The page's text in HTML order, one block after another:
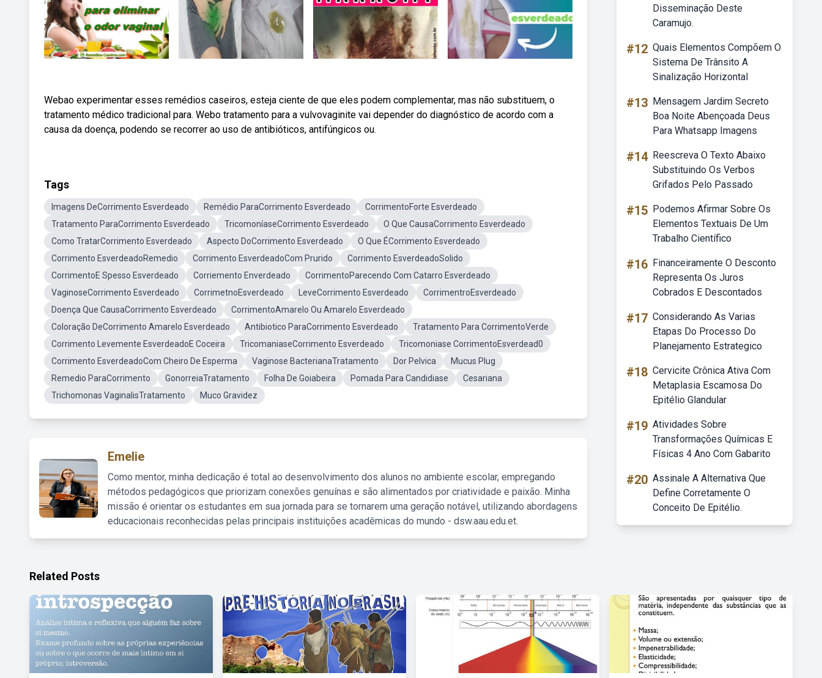
Webao experimentar esses remédios caseiros, esteja ciente de que eles podem complementar, mas não substituem, o
tratamento médico tradicional para. Webo tratamento para a vulvovaginite vai depender do diagnóstico de acordo com a
causa da doença, podendo se recorrer ao uso de antibióticos, antifúngicos ou.
Tags
Imagens DeCorrimento Esverdeado Remédio ParaCorrimento Esverdeado
CorrimentoForte Esverdeado
Tratamento ParaCorrimento Esverdeado
TricomoníaseCorrimento Esverdeado
O Que CausaCorrimento Esverdeado
Como TratarCorrimento Esverdeado
Aspecto DoCorrimento Esverdeado
O Que ÉCorrimento Esverdeado
Corrimento EsverdeadoRemedio
Corrimento EsverdeadoCom Prurido
Corrimento EsverdeadoSolido
CorrimentoE Spesso Esverdeado
Corriemento Enverdeado
CorrimentoParecendo Com Catarro Esverdeado
VaginoseCorrimento Esverdeado
CorrimetnoEsverdeado LeveCorrimento Esverdeado
CorrimentroEsverdeado
Doença Que CausaCorrimento Esverdeado
CorrimentoAmarelo Ou Amarelo Esverdeado
Coloração DeCorrimento Amarelo Esverdeado
Antibiotico ParaCorrimento Esverdeado
Tratamento Para CorrimentoVerde
Corrimento Levemente EsverdeadoE Coceira
TricomaniaseCorrimento Esverdeado
Tricomoniase CorrimentoEsverdead0
Corrimento EsverdeadoCom Cheiro De Esperma
Vaginose BacterianaTratamento Dor Pelvica
Mucus Plug
Remedio ParaCorrimento
GonorreiaTratamento Folha De Goiabeira Pomada Para Candidiase
Cesariana
Trichomonas VaginalisTratamento
Muco Gravidez
Emelie
Como mentor, minha dedicação é total ao desenvolvimento dos alunos no ambiente escolar, empregando
métodos pedagógicos que priorizam conexões genuínas e são alimentados por criatividade e paixão. Minha
missão é orientar os estudantes em sua jornada para se tornarem uma geração notável, utilizando abordagens
educacionais reconhecidas pelas principais instituições acadêmicas do mundo - dsw.aau.edu.et.
Disseminação Deste
Caramujo.
#12 Quais Elementos Compõem O
Sistema De Trânsito A
Sinalização Horizontal
#13 Mensagem Jardim Secreto
Boa Noite Abençoada Deus
Para Whatsapp Imagens
#14 Reescreva O Texto Abaixo
Substituindo Os Verbos
Grifados Pelo Passado
#15 Podemos Afirmar Sobre Os
Elementos Textuais De Um
Trabalho Científico
#16 Financeiramente O Desconto
Representa Os Juros
Cobrados E Descontados
#17 Considerando As Varias
Etapas Do Processo Do
Planejamento Estrategico
#18 Cervicite Crônica Ativa Com
Metaplasia Escamosa Do
Epitélio Glandular
#19 Atividades Sobre
Transformações Químicas E
Físicas 4 Ano Com Gabarito
#20 Assinale A Alternativa Que
Define Corretamente O
Conceito De Epitélio.
Related Posts